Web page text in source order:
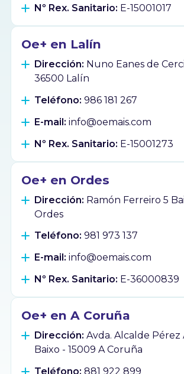
Nº Rex. Sanitario: E-15001017
Oe+ en Lalín
Dirección: Nuno Eanes de
36500 Lalín
Teléfono: 986 181 267
E-mail: info@oemais.com
Nº Rex. Sanitario: E-15001273
Oe+ en Ordes
Dirección: Ramón Ferreiro 5
Ordes
Teléfono: 981 973 137
E-mail: info@oemais.com
Nº Rex. Sanitario: E-36000839
Oe+ en A Coruña
Dirección: Avda. Alcalde Pérez
Baixo - 15009 A Coruña
Teléfono: 881 922 899